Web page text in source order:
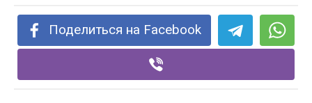
Поделиться на Facebook